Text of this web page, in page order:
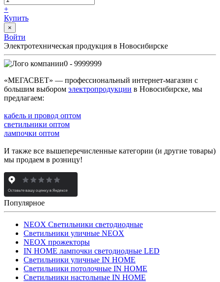
+
Купить
×
Войти
Электротехническая продукция в Новосибирске
0 - 9999999
«МЕГАСВЕТ» — профессиональный интернет-магазин с
большим выбором электропродукции в Новосибирске, мы
предлагаем:
кабель и провод оптом
светильники оптом
лампочки оптом
И также все вышеперечисленные категории (и другие товары)
мы продаем в розницу!
Популярное
NEOX Светильники светодиодные
Светильники уличные NEOX
NEOX прожекторы
IN HOME лампочки светодиодные LED
Светильники уличные IN HOME
Светильники потолочные IN HOME
Светильники настольные IN HOME